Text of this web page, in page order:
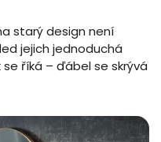
starý design není
jejich jednoduchá
říká – ďábel se skrývá